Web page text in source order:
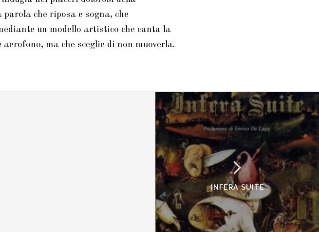
che riposa e sogna, che
un modello artistico che canta la
ma che sceglie di non muoverla.
INFERA SUITE